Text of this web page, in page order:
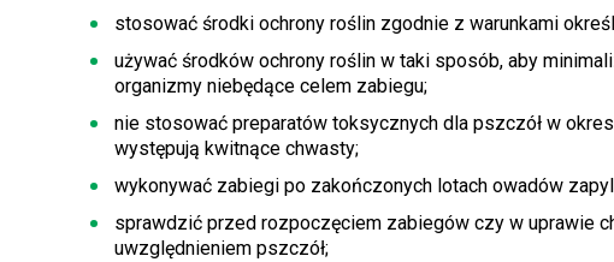
stosować środki ochrony roślin zgodnie z warunkami
używać środków ochrony roślin w taki sposób, aby
organizmy niebędące celem zabiegu;
nie stosować preparatów toksycznych dla pszczół w
występują kwitnące chwasty;
wykonywać zabiegi po zakończonych lotach owadów
sprawdzić przed rozpoczęciem zabiegów czy w uprawie
uwzględnieniem pszczół;